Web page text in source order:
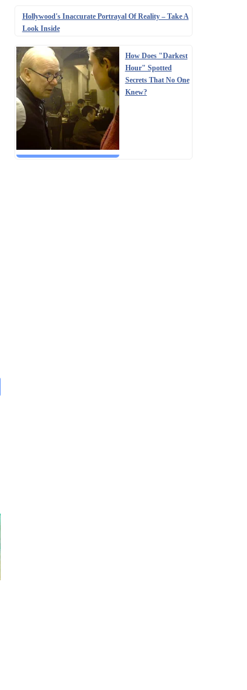
Hollywood's Inaccurate Portrayal Of Reality – Take A
Look Inside
How Does "Darkest
Hour" Spotted
Secrets That No One
Knew?